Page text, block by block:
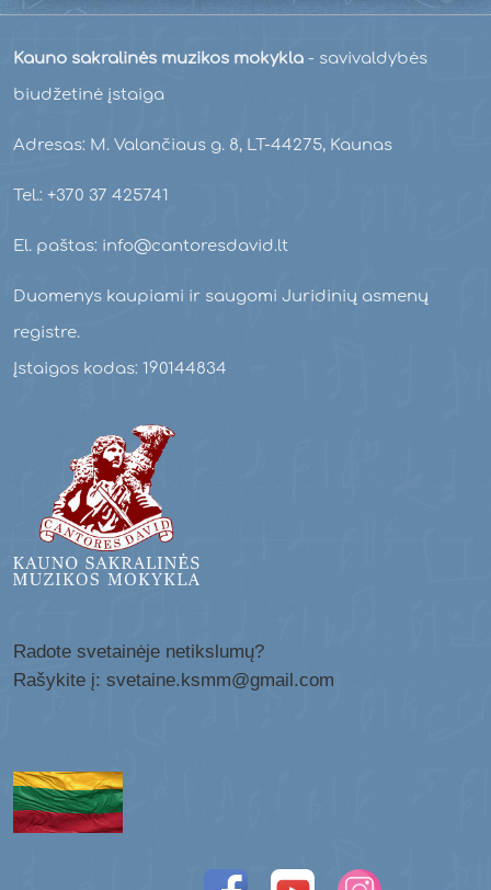
Kauno sakralinės muzikos mokykla - savivaldybės
biudžetinė įstaiga
Adresas: M. Valančiaus g. 8, LT-44275, Kaunas
Tel.: +370 37 425741
El. paštas: info@cantoresdavid.lt
Duomenys kaupiami ir saugomi Juridinių asmenų
registre.
Įstaigos kodas: 190144834
Radote svetainėje netikslumų?
Rašykite į: svetaine.ksmm@gmail.com